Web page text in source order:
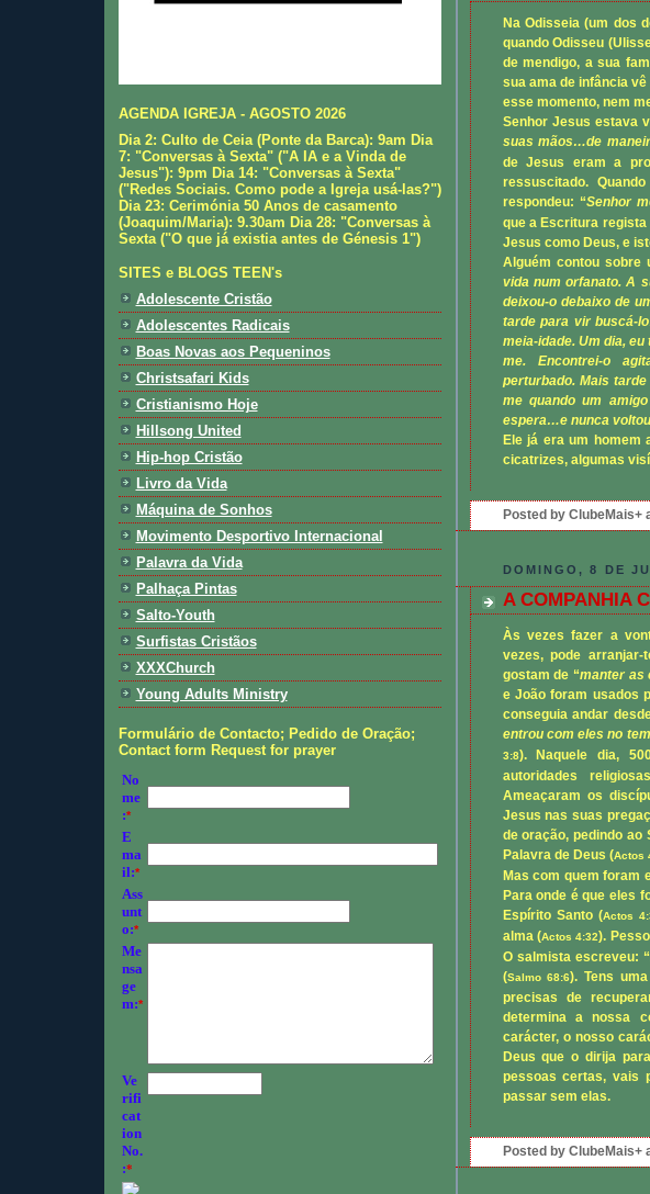
AGENDA IGREJA - AGOSTO 2026
Dia 2: Culto de Ceia (Ponte da Barca): 9am Dia
7: "Conversas à Sexta" ("A IA e a Vinda de
Jesus"): 9pm Dia 14: "Conversas à Sexta"
("Redes Sociais. Como pode a Igreja usá-las?")
Dia 23: Cerimónia 50 Anos de casamento
(Joaquim/Maria): 9.30am Dia 28: "Conversas à
Sexta ("O que já existia antes de Génesis 1")
SITES e BLOGS TEEN's
Adolescente Cristão
Adolescentes Radicais
Boas Novas aos Pequeninos
Christsafari Kids
Cristianismo Hoje
Hillsong United
Hip-hop Cristão
Livro da Vida
Máquina de Sonhos
Movimento Desportivo Internacional
Palavra da Vida
Palhaça Pintas
Salto-Youth
Surfistas Cristãos
XXXChurch
Young Adults Ministry
Formulário de Contacto; Pedido de Oração;
Contact form Request for prayer
No
me
:*
E
ma
il:*
Ass
unt
o:*
Me
nsa
ge
m:*
Ve
rifi
cat
ion
No.
:*
Na Odisseia (um dos
quando Odisseu
de mendigo, a sua
sua ama de infância
esse momento, nem
Senhor Jesus estava
suas mãos…de
de Jesus eram a
ressuscitado.
respondeu: “Senhor
que a Escritura
Jesus como Deus, e
Alguém contou sobre
vida num orfanato. A
deixou-o debaixo de
tarde para vir buscá-
meia-idade. Um dia,
me. Encontrei-o
perturbado. Mais
me quando um
espera…e nunca voltou
Ele já era um homem
cicatrizes, algumas
Posted by ClubeMais+
DOMINGO, 8 DE
A COMPANHIA
Às vezes fazer a
vezes, pode
gostam de “manter as
e João foram usados
conseguia andar
entrou com eles no
3:8). Naquele dia,
autoridades
Ameaçaram os
Jesus nas suas
de oração, pedindo ao
Palavra de Deus (Actos
Mas com quem foram
Para onde é que eles
Espírito Santo (Actos
alma (Actos 4:32).
O salmista escreveu: “
(Salmo 68:6). Tens
precisas de
determina a nossa
carácter, o nosso
Deus que o dirija
pessoas certas, vais
passar sem elas.
Posted by ClubeMais+